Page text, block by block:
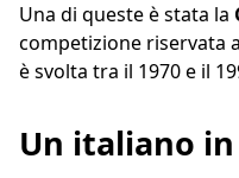
Una di queste è stata la
competizione riservata
è svolta tra il 1970 e il
Un italiano